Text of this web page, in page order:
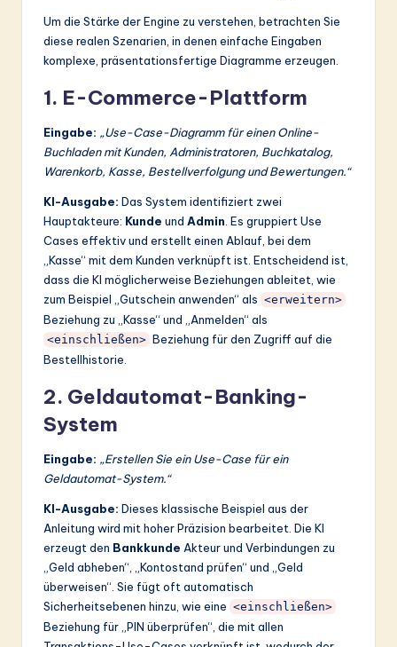
Um die Stärke der Engine zu verstehen, betrachten Sie
diese realen Szenarien, in denen einfache Eingaben
komplexe, präsentationsfertige Diagramme erzeugen.
1. E-Commerce-Plattform
Eingabe: „Use-Case-Diagramm für einen Online-
Buchladen mit Kunden, Administratoren, Buchkatalog,
Warenkorb, Kasse, Bestellverfolgung und Bewertungen.“
KI-Ausgabe: Das System identifiziert zwei
Hauptakteure: Kunde und Admin . Es gruppiert Use
Cases effektiv und erstellt einen Ablauf, bei dem
„Kasse“ mit dem Kunden verknüpft ist. Entscheidend ist,
dass die KI möglicherweise Beziehungen ableitet, wie
zum Beispiel „Gutschein anwenden“ als <erweitern>
Beziehung zu „Kasse“ und „Anmelden“ als
<einschließen> Beziehung für den Zugriff auf die
Bestellhistorie.
2. Geldautomat-Banking-
System
Eingabe: „Erstellen Sie ein Use-Case für ein
Geldautomat-System.“
KI-Ausgabe: Dieses klassische Beispiel aus der
Anleitung wird mit hoher Präzision bearbeitet. Die KI
erzeugt den Bankkunde Akteur und Verbindungen zu
„Geld abheben“, „Kontostand prüfen“ und „Geld
überweisen“. Sie fügt oft automatisch
Sicherheitsebenen hinzu, wie eine <einschließen>
Beziehung für „PIN überprüfen“, die mit allen